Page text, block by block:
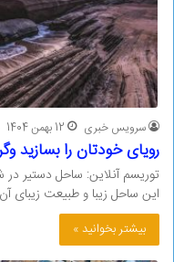
سرویس خبری 12 بهمن 1404
رویای خودتان را بسازید
توریسم آنلاین: ساحل دستیر در
این ساحل زیبا و طبیعت‌ زیبای
بیشتر بخوانید »